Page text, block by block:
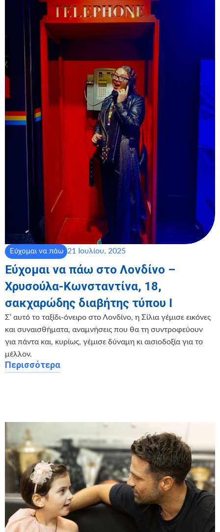
Εύχομαι να πάω 21 Ιουλίου, 2025
Εύχομαι να πάω στο Λονδίνο –
Χρυσούλα-Κωνσταντίνα, 18,
σακχαρώδης διαβήτης τύπου Ι
Σ’ αυτό το ταξίδι-όνειρο στο Λονδίνο, η Σίλια γέμισε εικόνες
και συναισθήματα, αναμνήσεις που θα τη συντροφεύουν
για πάντα και, κυρίως, γέμισε δύναμη κι αισιοδοξία για το
μέλλον.
Περισσότερα